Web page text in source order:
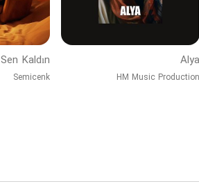
Alya
HM Music Production
Sen Kaldın
Semicenk